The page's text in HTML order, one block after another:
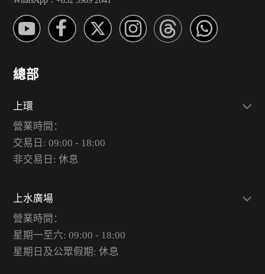
總部
上環
營業時間：
交易日: 09:00 - 18:00
非交易日: 休息
上水廣場
營業時間：
星期一至六: 09:00 - 18:00
星期日及公眾假期: 休息